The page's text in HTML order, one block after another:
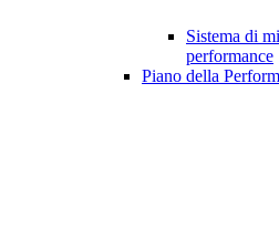
Sistema di
performance
Piano della